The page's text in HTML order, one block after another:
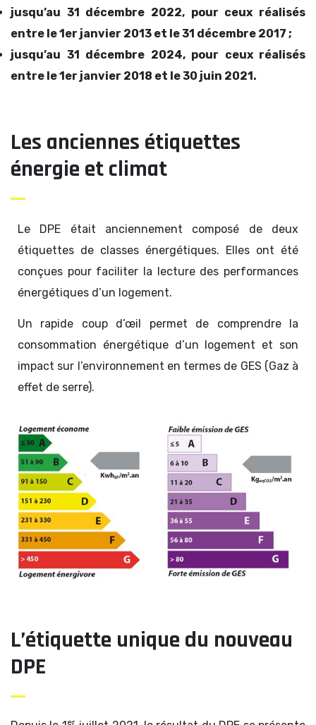
jusqu’au 31 décembre 2022, pour ceux réalisés
entre le 1er janvier 2013 et le 31 décembre 2017 ;
jusqu’au 31 décembre 2024, pour ceux réalisés
entre le 1er janvier 2018 et le 30 juin 2021.
Les anciennes étiquettes
énergie et climat
Le DPE était anciennement composé de deux
étiquettes de classes énergétiques. Elles ont été
conçues pour faciliter la lecture des performances
énergétiques d’un logement.
Un rapide coup d’œil permet de comprendre la
consommation énergétique d’un logement et son
impact sur l’environnement en termes de GES (Gaz à
effet de serre).
L’étiquette unique du nouveau
DPE
er